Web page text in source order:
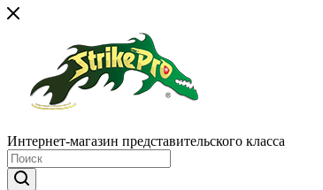
Интернет-магазин представительского класса